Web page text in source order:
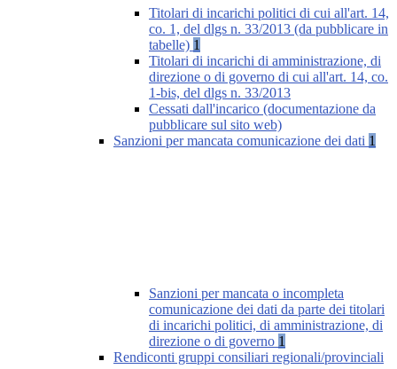
Titolari di incarichi politici di cui all'art. 14,
co. 1, del dlgs n. 33/2013 (da pubblicare in
tabelle) 1
Titolari di incarichi di amministrazione, di
direzione o di governo di cui all'art. 14, co.
1-bis, del dlgs n. 33/2013
Cessati dall'incarico (documentazione da
pubblicare sul sito web)
Sanzioni per mancata comunicazione dei dati 1
Sanzioni per mancata o incompleta
comunicazione dei dati da parte dei titolari
di incarichi politici, di amministrazione, di
direzione o di governo 1
Rendiconti gruppi consiliari regionali/provinciali